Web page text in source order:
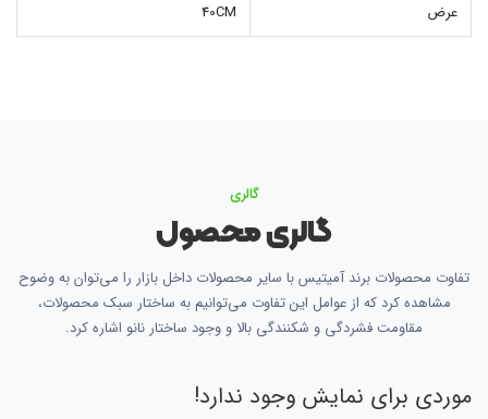
عرض 40CM
گالری
گالری محصول
تفاوت محصولات برند آمیتیس با سایر محصولات داخل بازار را می‌توان به وضوح
مشاهده کرد که از عوامل این تفاوت می‌توانیم به ساختار سبک محصولات،
مقاومت فشردگی و شکنندگی بالا و وجود ساختار نانو اشاره کرد.
موردی برای نمایش وجود ندارد!